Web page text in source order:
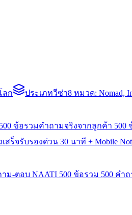
ลก ประเภทวีซ่า8 หมวด: Nomad,
ข้อรวมคำถามจริงจากลูกค้า 500
สร็จรับรองด่วน 30 นาที + Mobile
าม-ตอบ NAATI 500 ข้อรวม 500 คำ